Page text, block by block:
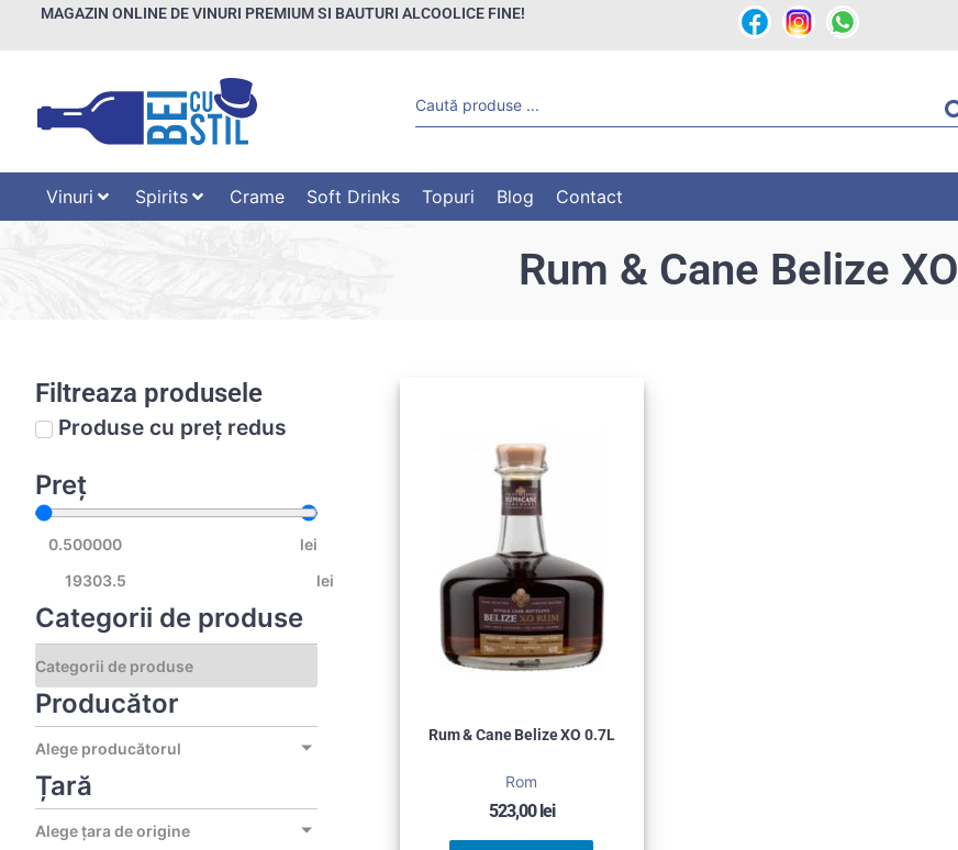
MAGAZIN ONLINE DE VINURI PREMIUM SI BAUTURI ALCOOLICE FINE!
Vinuri Spirits Crame Soft Drinks Topuri Blog Contact
Rum & Cane Belize XO
Filtreaza produsele
Produse cu preț redus
Preț
lei
lei
Categorii de produse
Producător
Alege producătorul
Țară
Alege țara de origine
Rum & Cane Belize XO 0.7L
Rom
523,00lei